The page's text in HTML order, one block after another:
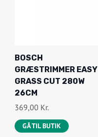
BOSCH
GRÆSTRIMMER EASY
GRASS CUT 280W
26CM
369,00 Kr.
GÅ TIL BUTIK